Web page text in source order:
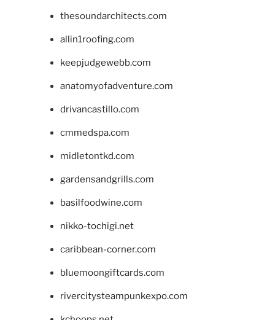
thesoundarchitects.com
allin1roofing.com
keepjudgewebb.com
anatomyofadventure.com
drivancastillo.com
cmmedspa.com
midletontkd.com
gardensandgrills.com
basilfoodwine.com
nikko-tochigi.net
caribbean-corner.com
bluemoongiftcards.com
rivercitysteampunkexpo.com